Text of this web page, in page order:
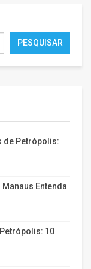
PESQUISAR
de Petrópolis:
Manaus Entenda
10